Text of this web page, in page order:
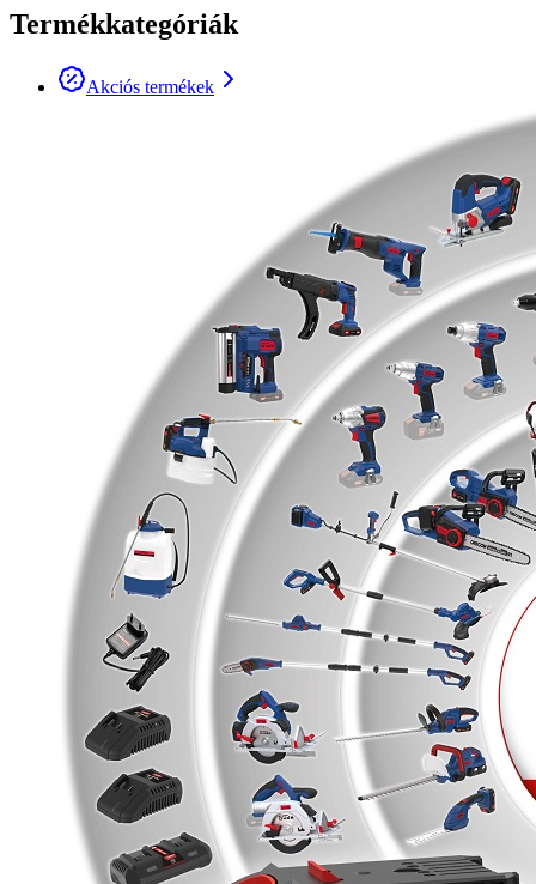
Termékkategóriák
Akciós termékek